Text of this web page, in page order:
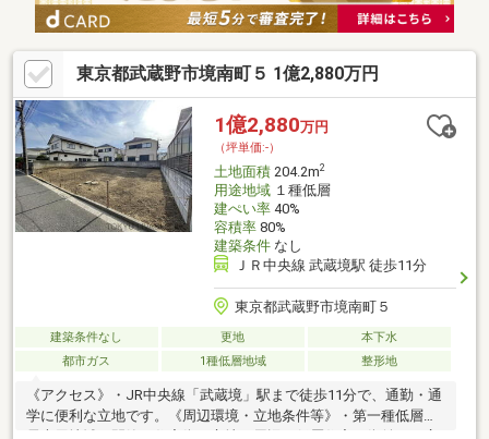
東京都武蔵野市境南町５ 1億2,880万円
1億2,880万円
（坪単価:-）
土地面積204.2m2
用途地域１種低層
建ぺい率40%
容積率80%
建築条件なし
ＪＲ中央線 武蔵境駅 徒歩11分
東京都武蔵野市境南町５
建築条件なし 更地
本下水
都市ガス
1種低層地域 整形地
《アクセス》・JR中央線「武蔵境」駅まで徒歩11分で、通勤・通
学に便利な立地です。《周辺環境・立地条件等》・第一種低層住